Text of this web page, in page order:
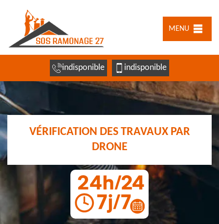
MENU
indisponible indisponible
VÉRIFICATION DES TRAVAUX PAR
DRONE